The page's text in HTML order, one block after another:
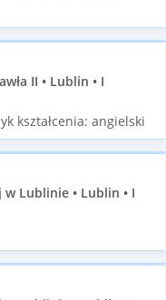
II • Lublin • I
kształcenia: angielski
Lublinie • Lublin • I